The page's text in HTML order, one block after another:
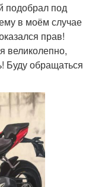
подобрал под
в моём случае
прав!
великолепно,
Буду обращаться